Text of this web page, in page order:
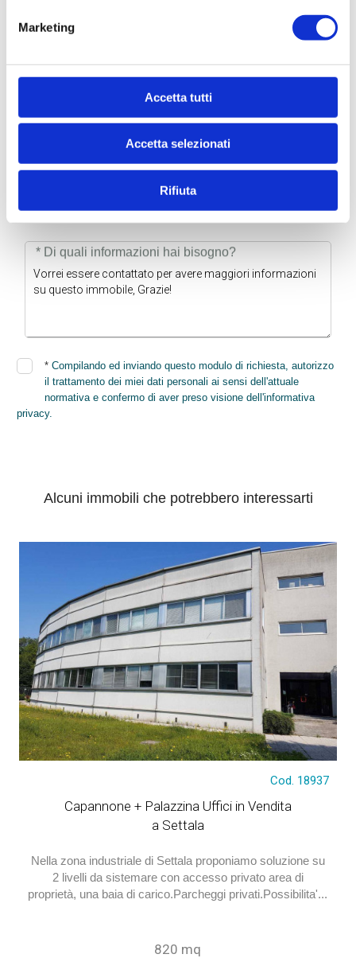
Marketing
Accetta tutti
Accetta selezionati
Rifiuta
Cognome
* Di quali informazioni hai bisogno?
*Compilando ed inviando questo modulo di richiesta, autorizzo
il trattamento dei miei dati personali ai sensi dell'attuale
normativa e confermo di aver preso visione dell'informativa
privacy.
Alcuni immobili che potrebbero interessarti
Cod. 18937
Capannone + Palazzina Uffici in Vendita
a Settala
Nella zona industriale di Settala proponiamo soluzione su
2 livelli da sistemare con accesso privato area di
proprietà, una baia di carico.Parcheggi privati.Possibilita'...
820 mq